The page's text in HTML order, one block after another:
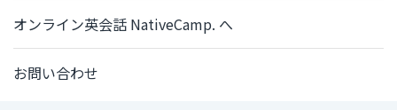
オンライン英会話 NativeCamp. へ
お問い合わせ